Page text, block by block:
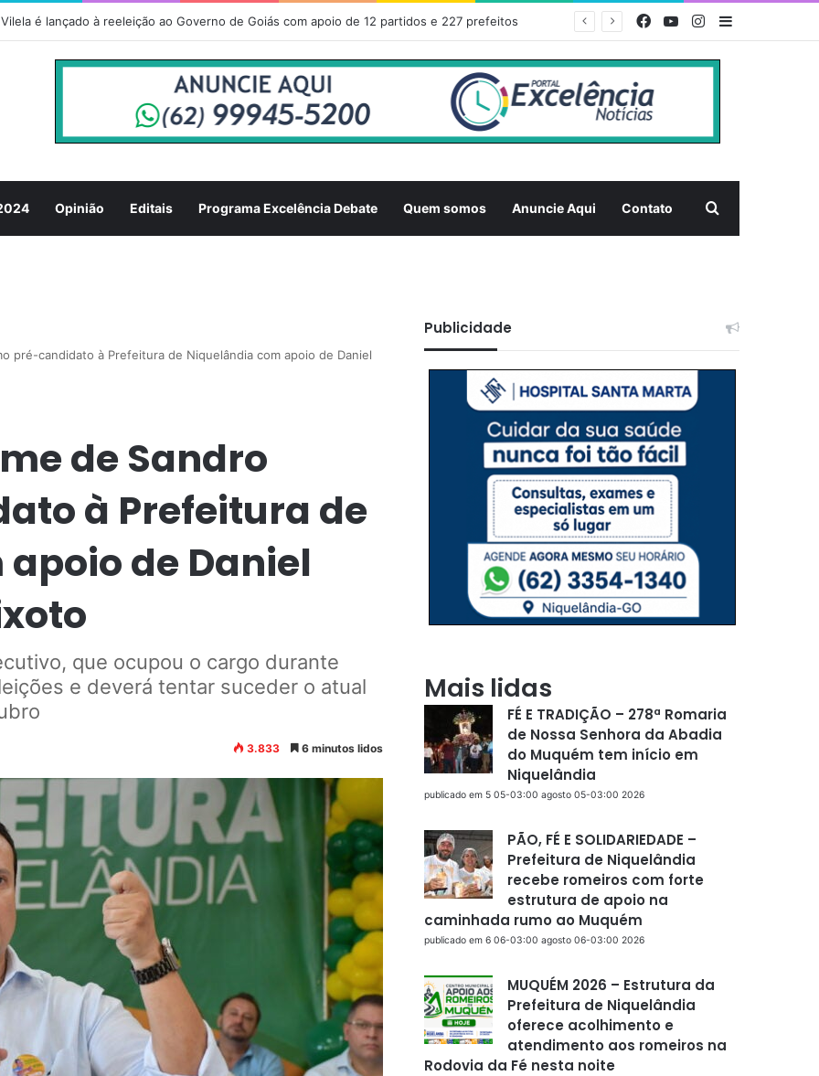
FacebookYouTubeInstagram
Opinião Editais Programa Excelência Debate Quem somos Anuncie Aqui Contato
pré-candidato à Prefeitura de Niquelândia com apoio de Daniel
de Sandro
à Prefeitura de
de Daniel
que ocupou o cargo durante
e deverá tentar suceder o atual
3.833 6 minutos lidos
Publicidade
Mais lidas
FÉ E TRADIÇÃO – 278ª Romaria
de Nossa Senhora da Abadia
do Muquém tem início em
Niquelândia
publicado em 5 05-03:00 agosto 05-03:00 2026
PÃO, FÉ E SOLIDARIEDADE –
Prefeitura de Niquelândia
recebe romeiros com forte
estrutura de apoio na
caminhada rumo ao Muquém
publicado em 6 06-03:00 agosto 06-03:00 2026
MUQUÉM 2026 – Estrutura da
Prefeitura de Niquelândia
oferece acolhimento e
atendimento aos romeiros na
Rodovia da Fé nesta noite